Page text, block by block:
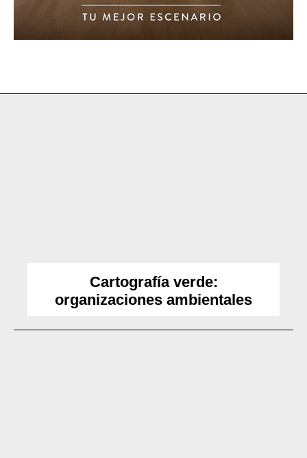
Cartografía verde:
organizaciones ambientales